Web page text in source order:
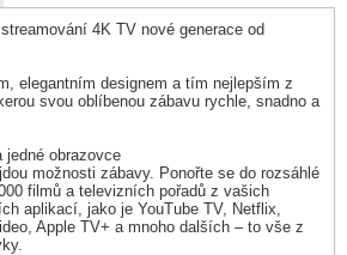
4K TV nové generace od
elegantním designem a tím nejlepším z
svou oblíbenou zábavu rychle, snadno a
jedné obrazovce
možnosti zábavy. Ponořte se do rozsáhlé
filmů a televizních pořadů z vašich
aplikací, jako je YouTube TV, Netflix,
Apple TV+ a mnoho dalších – to vše z